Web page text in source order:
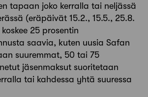
tapaan joko kerralla tai neljässä
(eräpäivät 15.2., 15.5., 25.8.
koskee 25 prosentin
saavia, kuten uusia Safan
suuremmat, 50 tai 75
jäsenmaksut suoritetaan
tai kahdessa yhtä suuressa